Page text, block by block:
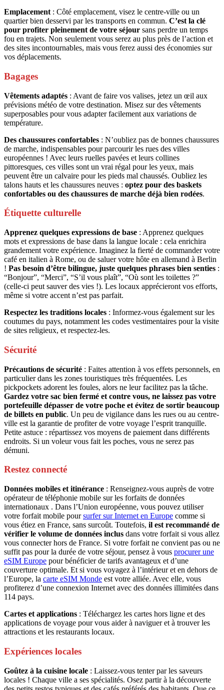
Emplacement : Côté emplacement, visez le centre-ville ou un
quartier bien desservi par les transports en commun. C’est la clé
pour profiter pleinement de votre séjour sans perdre un temps
fou en trajets. Non seulement vous serez au plus près de l’action et
des sites incontournables, mais vous ferez aussi des économies sur
vos déplacements.
Bagages
Vêtements adaptés : Avant de faire vos valises, jetez un œil aux
prévisions météo de votre destination. Misez sur des vêtements
superposables pour vous adapter facilement aux variations de
température.
Des chaussures confortables : N’oubliez pas de bonnes chaussures
de marche, indispensables pour parcourir les rues des villes
européennes ! Avec leurs ruelles pavées et leurs collines
pittoresques, ces villes sont un vrai régal pour les yeux, mais
peuvent être un calvaire pour les pieds mal chaussés. Oubliez les
talons hauts et les chaussures neuves : optez pour des baskets
confortables ou des chaussures de marche déjà bien rodées.
Étiquette culturelle
Apprenez quelques expressions de base : Apprenez quelques
mots et expressions de base dans la langue locale : cela enrichira
grandement votre expérience. Imaginez la fierté de commander votre
café en italien à Rome, ou de saluer votre hôte en allemand à Berlin
! Pas besoin d’être bilingue, juste quelques phrases bien senties :
“Bonjour”, “Merci”, “S’il vous plaît”, “Où sont les toilettes ?”
(celle-ci peut sauver des vies !). Les locaux apprécieront vos efforts,
même si votre accent n’est pas parfait.
Respectez les traditions locales : Informez-vous également sur les
coutumes du pays, notamment les codes vestimentaires pour la visite
de sites religieux, et respectez-les.
Sécurité
Précautions de sécurité : Faites attention à vos effets personnels, en
particulier dans les zones touristiques très fréquentées. Les
pickpockets adorent les foules, alors ne leur facilitez pas la tâche.
Gardez votre sac bien fermé et contre vous, ne laissez pas votre
portefeuille dépasser de votre poche et évitez de sortir beaucoup
de billets en public. Un peu de vigilance dans les rues ou au centre-
ville est la garantie de profiter de votre voyage l’esprit tranquille.
Petite astuce : répartissez vos moyens de paiement dans différents
endroits. Si un voleur vous fait les poches, vous ne serez pas
démuni.
Restez connecté
Données mobiles et itinérance : Renseignez-vous auprès de votre
opérateur de téléphonie mobile sur les forfaits de données
internationaux . Dans l’Union européenne, vous pouvez utiliser
votre forfait mobile poursurfer sur Internet en Europe comme si
vous étiez en France, sans surcoût. Toutefois, il est recommandé de
vérifier le volume de données inclus dans votre forfait si vous allez
vous connecter hors de France. Si votre forfait ne convient pas ou ne
suffit pas pour la durée de votre séjour, pensez à vous procurer une
eSIM Europe pour bénéficier de tarifs avantageux et d’une
couverture optimale. Et si vous voyagez à l’intérieur et en dehors de
l’Europe, la carte eSIM Monde est votre alliée. Avec elle, vous
profiterez d’une connexion Internet avec des données illimitées dans
114 pays.
Cartes et applications : Téléchargez les cartes hors ligne et des
applications de voyage pour vous aider à naviguer et à trouver les
attractions et les restaurants locaux.
Expériences locales
Goûtez à la cuisine locale : Laissez-vous tenter par les saveurs
locales ! Chaque ville a ses spécialités. Osez partir à la découverte